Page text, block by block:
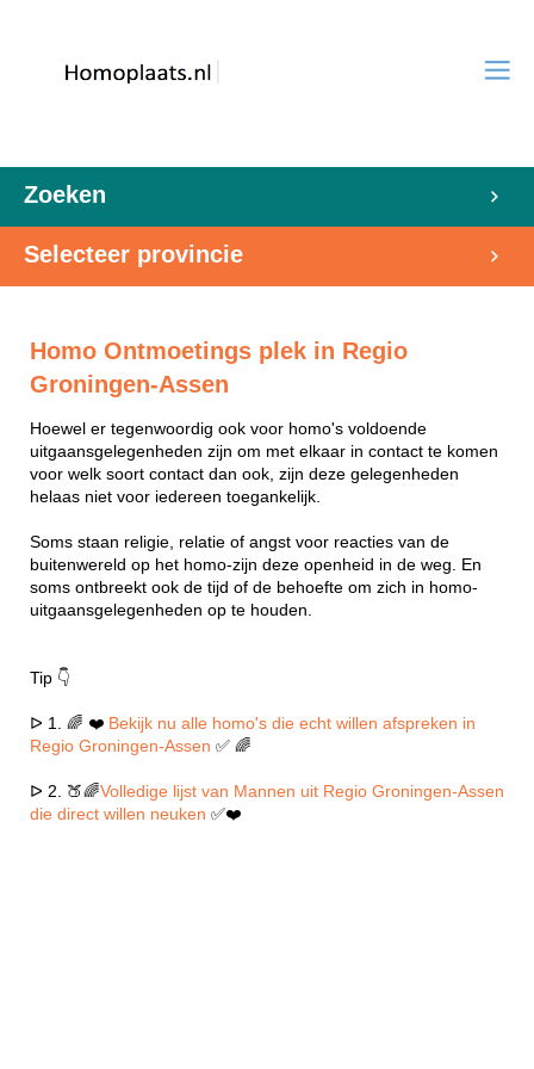
Zoeken
Selecteer provincie
Homo Ontmoetings plek in Regio
Groningen-Assen
Hoewel er tegenwoordig ook voor homo's voldoende
uitgaansgelegenheden zijn om met elkaar in contact te komen
voor welk soort contact dan ook, zijn deze gelegenheden
helaas niet voor iedereen toegankelijk.
Soms staan religie, relatie of angst voor reacties van de
buitenwereld op het homo-zijn deze openheid in de weg. En
soms ontbreekt ook de tijd of de behoefte om zich in homo-
uitgaansgelegenheden op te houden.
Tip 👇
ᐅ 1. 🌈 ❤️ Bekijk nu alle homo's die echt willen afspreken in
Regio Groningen-Assen ✅ 🌈
ᐅ 2. 🍑🌈Volledige lijst van Mannen uit Regio Groningen-Assen
die direct willen neuken ✅❤️